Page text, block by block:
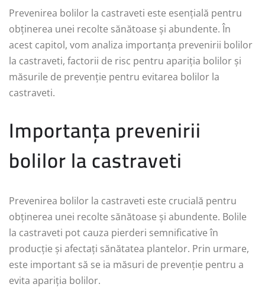
Prevenirea bolilor la castraveti este esențială pentru
obținerea unei recolte sănătoase și abundente. În
acest capitol, vom analiza importanța prevenirii bolilor
la castraveti, factorii de risc pentru apariția bolilor și
măsurile de prevenție pentru evitarea bolilor la
castraveti.
Importanța prevenirii
bolilor la castraveti
Prevenirea bolilor la castraveti este crucială pentru
obținerea unei recolte sănătoase și abundente. Bolile
la castraveti pot cauza pierderi semnificative în
producție și afectați sănătatea plantelor. Prin urmare,
este important să se ia măsuri de prevenție pentru a
evita apariția bolilor.